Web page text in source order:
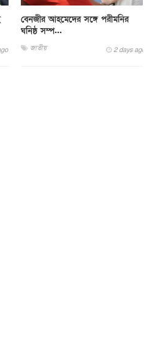
বেনজীর আহমেদের সঙ্গে পরীমনির
ঘনিষ্ঠ সম্প...
জাতীয় 2 days ago